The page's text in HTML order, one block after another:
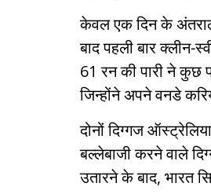
केवल एक दिन के
बाद पहली बार क्लीन-
61 रन की पारी ने कुछ
जिन्होंने अपने वनडे
दोनों दिग्गज
बल्लेबाजी करने वाले
उतारने के बाद, भारत